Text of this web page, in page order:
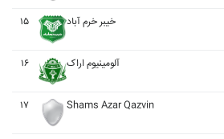
۱۵ خيبر خرم آباد
۱۶ آلومينيوم اراک
۱۷ Shams Azar Qazvin